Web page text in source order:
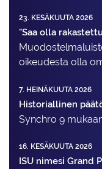
23. KESÄKUUTA 2026
"Saa olla
oikeudesta olla
7. HEINÄKUUTA 2026
Historiallinen
Synchro 9
16. KESÄKUUTA 2026
ISU nimesi Grand